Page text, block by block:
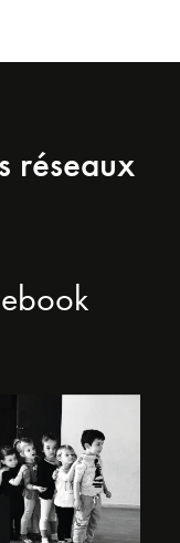
réseaux